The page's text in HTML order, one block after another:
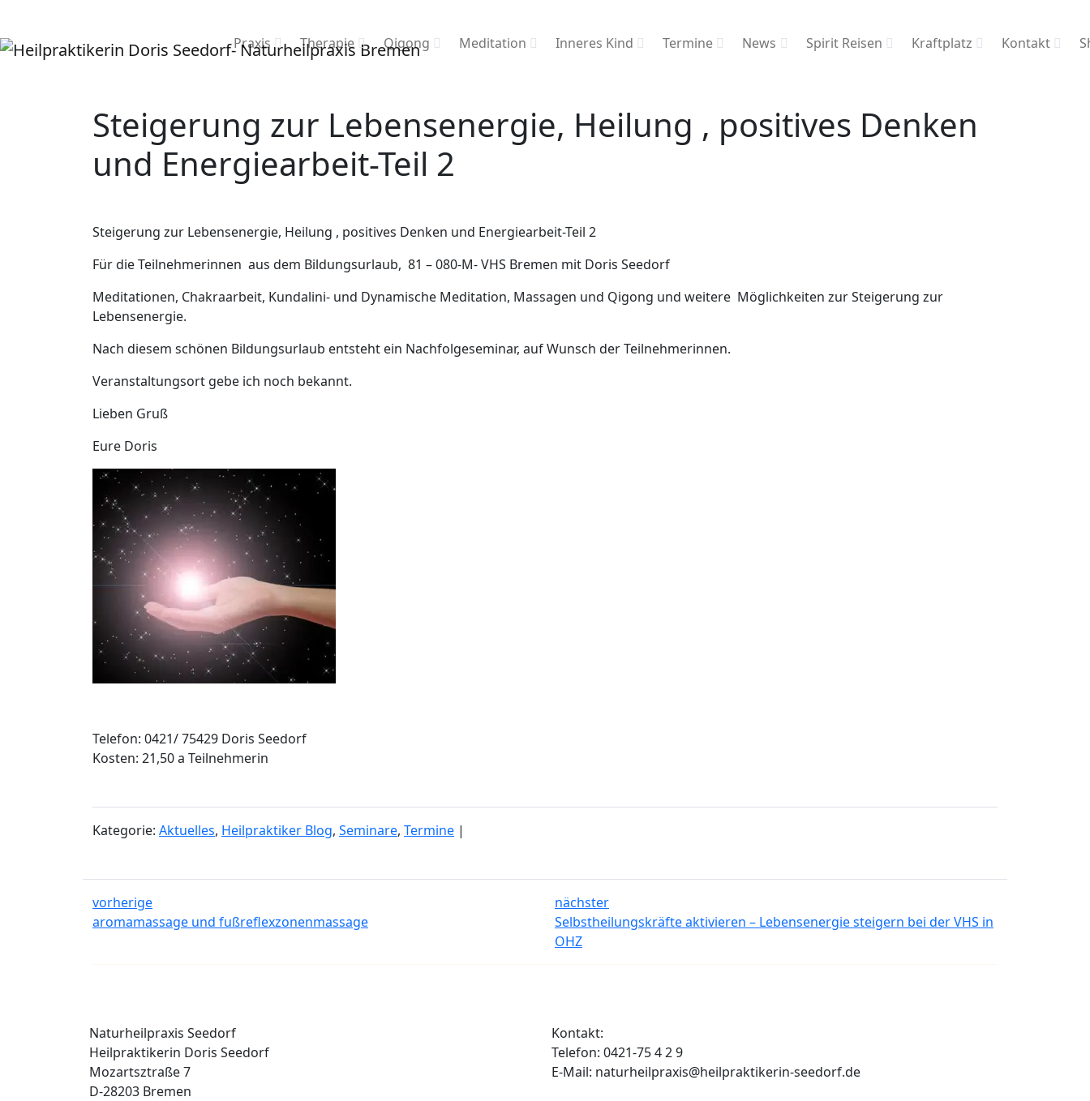
Praxis Therapie Qigong Meditation Inneres Kind Termine News Spirit Reisen Kraftplatz Kontakt
Steigerung zur Lebensenergie, Heilung , positives Denken
und Energiearbeit-Teil 2
Steigerung zur Lebensenergie, Heilung , positives Denken und Energiearbeit-Teil 2
Für die Teilnehmerinnen aus dem Bildungsurlaub, 81 – 080-M- VHS Bremen mit Doris Seedorf
Meditationen, Chakraarbeit, Kundalini- und Dynamische Meditation, Massagen und Qigong und weitere Möglichkeiten zur Steigerung zur
Lebensenergie.
Nach diesem schönen Bildungsurlaub entsteht ein Nachfolgeseminar, auf Wunsch der Teilnehmerinnen.
Veranstaltungsort gebe ich noch bekannt.
Lieben Gruß
Eure Doris
Telefon: 0421/ 75429 Doris Seedorf
Kosten: 21,50 a Teilnehmerin
Kategorie: Aktuelles, Heilpraktiker Blog, Seminare, Termine |
vorherige
aromamassage und fußreflexzonenmassage
nächster
Selbstheilungskräfte aktivieren – Lebensenergie steigern bei der VHS in
OHZ
Naturheilpraxis Seedorf
Heilpraktikerin Doris Seedorf
Mozartsztraße 7
D-28203 Bremen
Kontakt:
Telefon: 0421-75 4 2 9
E-Mail: naturheilpraxis@heilpraktikerin-seedorf.de